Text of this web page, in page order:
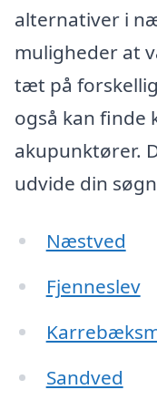
alternativer i
muligheder at
tæt på
også kan finde
akupunktører.
udvide din
Næstved
Fjenneslev
Sandved